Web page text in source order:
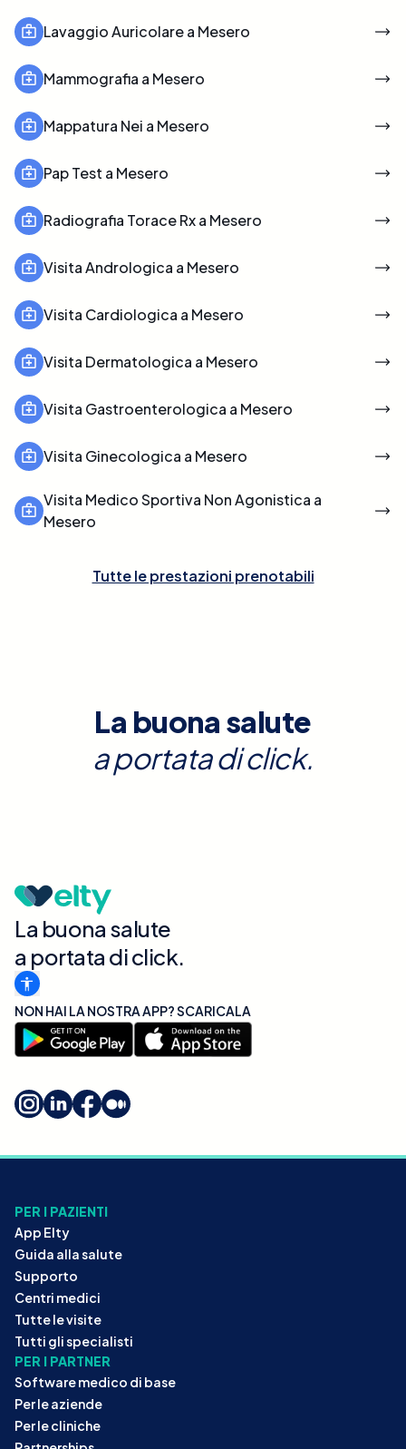
Lavaggio Auricolare a Mesero
Mammografia a Mesero
Mappatura Nei a Mesero
Pap Test a Mesero
Radiografia Torace Rx a Mesero
Visita Andrologica a Mesero
Visita Cardiologica a Mesero
Visita Dermatologica a Mesero
Visita Gastroenterologica a Mesero
Visita Ginecologica a Mesero
Visita Medico Sportiva Non Agonistica a
Mesero
Tutte le prestazioni prenotabili
La buona salute
a portata di click.
La buona salute
a portata di click.
NON HAI LA NOSTRA APP? SCARICALA
PER I PAZIENTI
App Elty
Guida alla salute
Supporto
Centri medici
Tutte le visite
Tutti gli specialisti
PER I PARTNER
Software medico di base
Per le aziende
Per le cliniche